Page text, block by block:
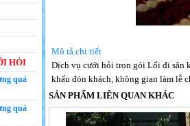
HỎI
quả
quả
Mô tả chi tiết
Dịch vụ cưới hỏi trọn gói Lối đi sân
khấu đón khách, không gian làm lễ
SẢN PHẨM LIÊN QUAN KHÁC